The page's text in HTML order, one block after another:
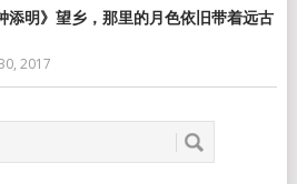
添明》望乡，那里的月色依旧带着远古
2017